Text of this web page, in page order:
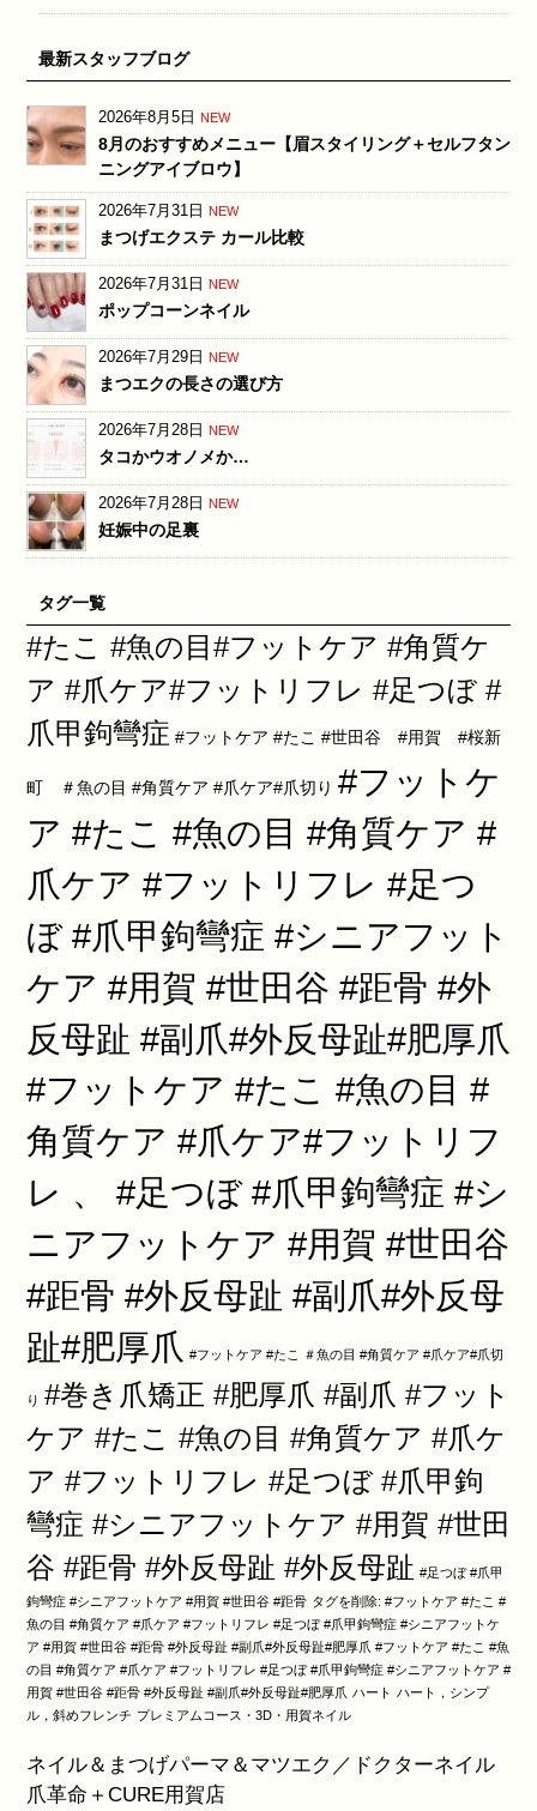
最新スタッフブログ
2026年8月5日 NEW
8月のおすすめメニュー【眉スタイリング＋セルフタン
ニングアイブロウ】
2026年7月31日 NEW
まつげエクステ カール比較
2026年7月31日 NEW
ポップコーンネイル
2026年7月29日 NEW
まつエクの長さの選び方
2026年7月28日 NEW
タコかウオノメか…
2026年7月28日 NEW
妊娠中の足裏
タグ一覧
#たこ #魚の目#フットケア #角質ケ
ア #爪ケア#フットリフレ #足つぼ #
爪甲鉤彎症 #フットケア #たこ #世田谷 #用賀 #桜新
町 ＃魚の目 #角質ケア #爪ケア#爪切り #フットケ
ア #たこ #魚の目 #角質ケア #
爪ケア #フットリフレ #足つ
ぼ #爪甲鉤彎症 #シニアフット
ケア #用賀 #世田谷 #距骨 #外
反母趾 #副爪#外反母趾#肥厚爪
#フットケア #たこ #魚の目 #
角質ケア #爪ケア#フットリフ
レ 、 #足つぼ #爪甲鉤彎症 #シ
ニアフットケア #用賀 #世田谷
#距骨 #外反母趾 #副爪#外反母
趾#肥厚爪 #フットケア #たこ ＃魚の目 #角質ケア #爪ケア#爪切
り #巻き爪矯正 #肥厚爪 #副爪 #フット
ケア #たこ #魚の目 #角質ケア #爪ケ
ア #フットリフレ #足つぼ #爪甲鉤
彎症 #シニアフットケア #用賀 #世田
谷 #距骨 #外反母趾 #外反母趾 #足つぼ #爪甲
鉤彎症 #シニアフットケア #用賀 #世田谷 #距骨 タグを削除: #フットケア #たこ #
魚の目 #角質ケア #爪ケア #フットリフレ #足つぼ #爪甲鉤彎症 #シニアフットケ
ア #用賀 #世田谷 #距骨 #外反母趾 #副爪#外反母趾#肥厚爪 #フットケア #たこ #魚
の目 #角質ケア #爪ケア #フットリフレ #足つぼ #爪甲鉤彎症 #シニアフットケア #
用賀 #世田谷 #距骨 #外反母趾 #副爪#外反母趾#肥厚爪 ハート ハート，シンプ
ル，斜めフレンチ プレミアムコース・3D・用賀ネイル
ネイル＆まつげパーマ＆マツエク／ドクターネイル
爪革命＋CURE用賀店